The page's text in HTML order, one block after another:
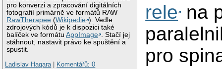
pro konverzi a zpracování digitálních
fotografií primárně ve formátů RAW
RawTherapee (Wikipedie ). Vedle
zdrojových kódů je k dispozici také
balíček ve formátuAppImage . Stačí jej
stáhnout, nastavit právo ke spuštění a
spustit.
Ladislav Hagara
Komentářů: 0
rele na
pro